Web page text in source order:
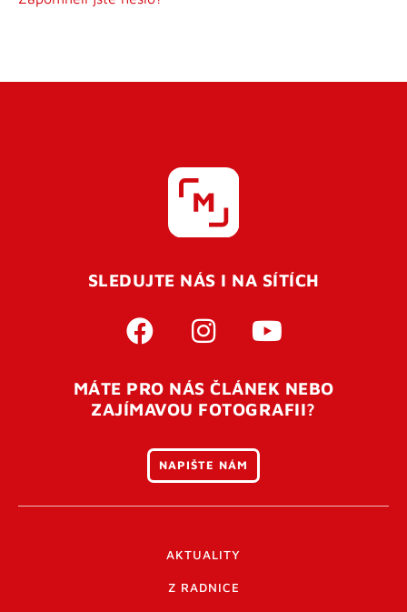
Pro úspěšné dokončení registrace je potřeba
vaší e-mailovouadresu. Po úspěšném odeslání
otevření tohoto odkazu se váš účet ověří a můžete se
přihlásit. Nezapomeňte zkontrolovat složku SPAM ve
SLEDUJTE NÁS I NA SÍTÍCH
MÁTE PRO NÁS ČLÁNEK NEBO
ZAJÍMAVOU FOTOGRAFII?
NAPIŠTE NÁM
AKTUALITY
Z RADNICE